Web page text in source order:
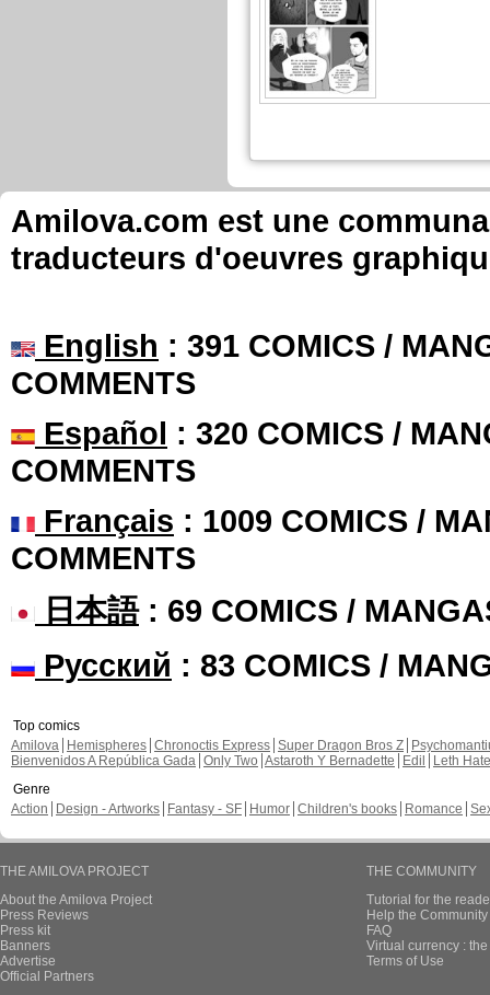
Amilova.com est une
traducteurs d'oeuvres
English : 391 COMICS /
COMMENTS
Español : 320 COMICS /
COMMENTS
Français : 1009 COMICS /
COMMENTS
日本語: 69 COMICS /
Русский : 83 COMICS /
Top comics
Amilova
Hemispheres Chronoctis Express Super Dragon Bros Z
Bienvenidos A República Gada Only Two Astaroth Y Bernadette Edil
Leth Hate
Genre
Action
Design - Artworks Fantasy - SF Humor Children's books Romance
THE AMILOVA PROJECT
About the Amilova Project
Press Reviews
Press kit
Banners
Advertise
Official Partners
THE COMMUNITY
Tutorial for the
Help the
FAQ
Virtual currency :
Terms of Use